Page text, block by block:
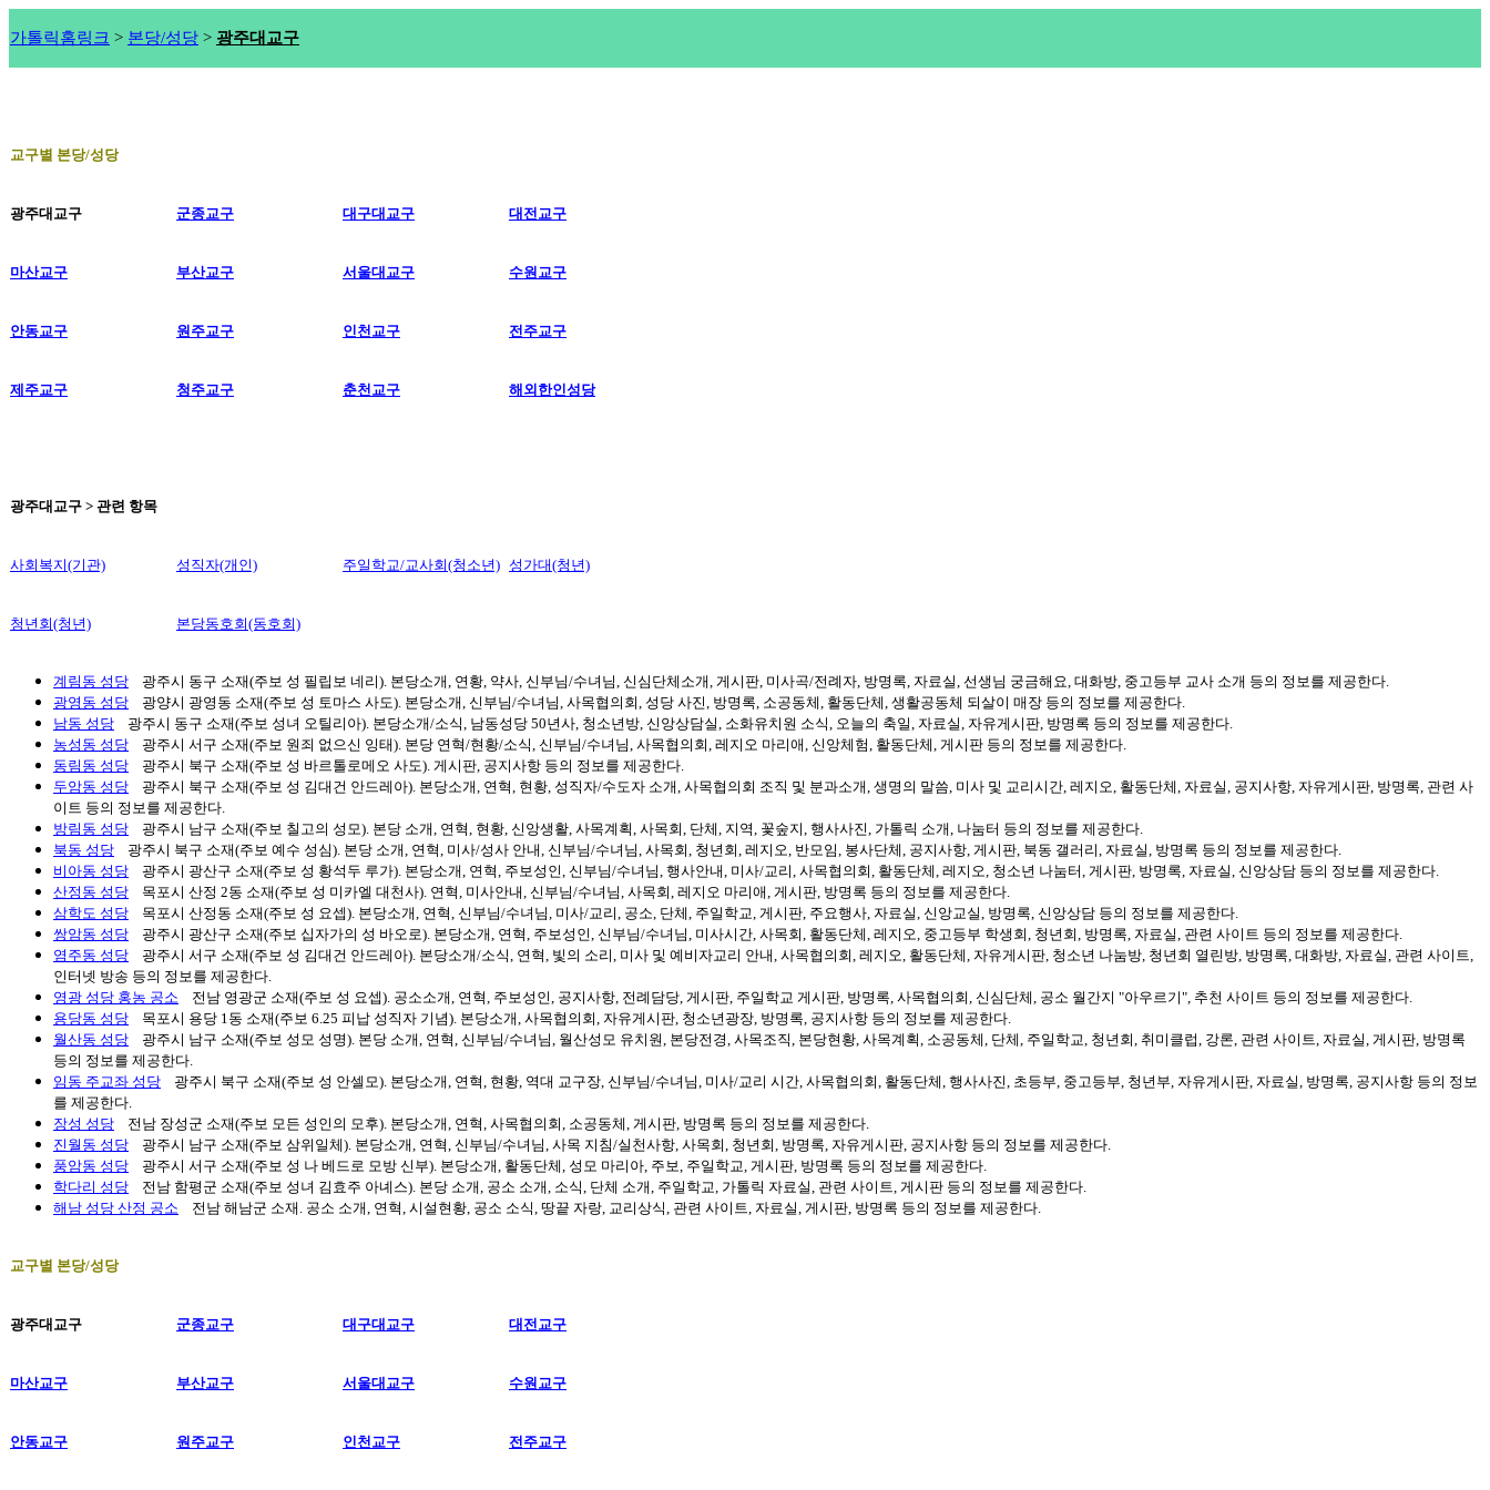
가톨릭홈링크 > 본당/성당 > 광주대교구
교구별 본당/성당
광주대교구 군종교구 대구대교구 대전교구
마산교구 부산교구 서울대교구 수원교구
안동교구 원주교구 인천교구 전주교구
제주교구 청주교구 춘천교구 해외한인성당
광주대교구 > 관련 항목
사회복지(기관) 성직자(개인) 주일학교/교사회(청소년) 성가대(청년)
청년회(청년) 본당동호회(동호회)
계림동 성당 광주시 동구 소재(주보 성 필립보 네리). 본당소개, 연황, 약사, 신부님/수녀님, 신심단체소개, 게시판, 미사곡/전례자, 방명록, 자료실, 선생님 궁금해요, 대화방, 중고등부 교사 소개 등의 정보를 제공한다.
광영동 성당 광양시 광영동 소재(주보 성 토마스 사도). 본당소개, 신부님/수녀님, 사목협의회, 성당 사진, 방명록, 소공동체, 활동단체, 생활공동체 되살이 매장 등의 정보를 제공한다.
남동 성당 광주시 동구 소재(주보 성녀 오틸리아). 본당소개/소식, 남동성당 50년사, 청소년방, 신앙상담실, 소화유치원 소식, 오늘의 축일, 자료실, 자유게시판, 방명록 등의 정보를 제공한다.
농성동 성당 광주시 서구 소재(주보 원죄 없으신 잉태). 본당 연혁/현황/소식, 신부님/수녀님, 사목협의회, 레지오 마리애, 신앙체험, 활동단체, 게시판 등의 정보를 제공한다.
동림동 성당 광주시 북구 소재(주보 성 바르톨로메오 사도). 게시판, 공지사항 등의 정보를 제공한다.
두암동 성당 광주시 북구 소재(주보 성 김대건 안드레아). 본당소개, 연혁, 현황, 성직자/수도자 소개, 사목협의회 조직 및 분과소개, 생명의 말씀, 미사 및 교리시간, 레지오, 활동단체, 자료실, 공지사항, 자유게시판, 방명록, 관련 사
이트 등의 정보를 제공한다.
방림동 성당 광주시 남구 소재(주보 칠고의 성모). 본당 소개, 연혁, 현황, 신앙생활, 사목계획, 사목회, 단체, 지역, 꽃숲지, 행사사진, 가톨릭 소개, 나눔터 등의 정보를 제공한다.
북동 성당 광주시 북구 소재(주보 예수 성심). 본당 소개, 연혁, 미사/성사 안내, 신부님/수녀님, 사목회, 청년회, 레지오, 반모임, 봉사단체, 공지사항, 게시판, 북동 갤러리, 자료실, 방명록 등의 정보를 제공한다.
비아동 성당 광주시 광산구 소재(주보 성 황석두 루가). 본당소개, 연혁, 주보성인, 신부님/수녀님, 행사안내, 미사/교리, 사목협의회, 활동단체, 레지오, 청소년 나눔터, 게시판, 방명록, 자료실, 신앙상담 등의 정보를 제공한다.
산정동 성당 목포시 산정 2동 소재(주보 성 미카엘 대천사). 연혁, 미사안내, 신부님/수녀님, 사목회, 레지오 마리애, 게시판, 방명록 등의 정보를 제공한다.
삼학도 성당 목포시 산정동 소재(주보 성 요셉). 본당소개, 연혁, 신부님/수녀님, 미사/교리, 공소, 단체, 주일학교, 게시판, 주요행사, 자료실, 신앙교실, 방명록, 신앙상담 등의 정보를 제공한다.
쌍암동 성당 광주시 광산구 소재(주보 십자가의 성 바오로). 본당소개, 연혁, 주보성인, 신부님/수녀님, 미사시간, 사목회, 활동단체, 레지오, 중고등부 학생회, 청년회, 방명록, 자료실, 관련 사이트 등의 정보를 제공한다.
염주동 성당 광주시 서구 소재(주보 성 김대건 안드레아). 본당소개/소식, 연혁, 빛의 소리, 미사 및 예비자교리 안내, 사목협의회, 레지오, 활동단체, 자유게시판, 청소년 나눔방, 청년회 열린방, 방명록, 대화방, 자료실, 관련 사이트,
인터넷 방송 등의 정보를 제공한다.
영광 성당 홍농 공소 전남 영광군 소재(주보 성 요셉). 공소소개, 연혁, 주보성인, 공지사항, 전례담당, 게시판, 주일학교 게시판, 방명록, 사목협의회, 신심단체, 공소 월간지 "아우르기", 추천 사이트 등의 정보를 제공한다.
용당동 성당 목포시 용당 1동 소재(주보 6.25 피납 성직자 기념). 본당소개, 사목협의회, 자유게시판, 청소년광장, 방명록, 공지사항 등의 정보를 제공한다.
월산동 성당 광주시 남구 소재(주보 성모 성명). 본당 소개, 연혁, 신부님/수녀님, 월산성모 유치원, 본당전경, 사목조직, 본당현황, 사목계획, 소공동체, 단체, 주일학교, 청년회, 취미클럽, 강론, 관련 사이트, 자료실, 게시판, 방명록
등의 정보를 제공한다.
임동 주교좌 성당 광주시 북구 소재(주보 성 안셀모). 본당소개, 연혁, 현황, 역대 교구장, 신부님/수녀님, 미사/교리 시간, 사목협의회, 활동단체, 행사사진, 초등부, 중고등부, 청년부, 자유게시판, 자료실, 방명록, 공지사항 등의 정보
를 제공한다.
장성 성당 전남 장성군 소재(주보 모든 성인의 모후). 본당소개, 연혁, 사목협의회, 소공동체, 게시판, 방명록 등의 정보를 제공한다.
진월동 성당 광주시 남구 소재(주보 삼위일체). 본당소개, 연혁, 신부님/수녀님, 사목 지침/실천사항, 사목회, 청년회, 방명록, 자유게시판, 공지사항 등의 정보를 제공한다.
풍암동 성당 광주시 서구 소재(주보 성 나 베드로 모방 신부). 본당소개, 활동단체, 성모 마리아, 주보, 주일학교, 게시판, 방명록 등의 정보를 제공한다.
학다리 성당 전남 함평군 소재(주보 성녀 김효주 아녜스). 본당 소개, 공소 소개, 소식, 단체 소개, 주일학교, 가톨릭 자료실, 관련 사이트, 게시판 등의 정보를 제공한다.
해남 성당 산정 공소 전남 해남군 소재. 공소 소개, 연혁, 시설현황, 공소 소식, 땅끝 자랑, 교리상식, 관련 사이트, 자료실, 게시판, 방명록 등의 정보를 제공한다.
교구별 본당/성당
광주대교구 군종교구 대구대교구 대전교구
마산교구 부산교구 서울대교구 수원교구
안동교구 원주교구 인천교구 전주교구